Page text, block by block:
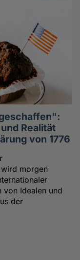
Realität
von 1776
morgen
von Idealen und
der